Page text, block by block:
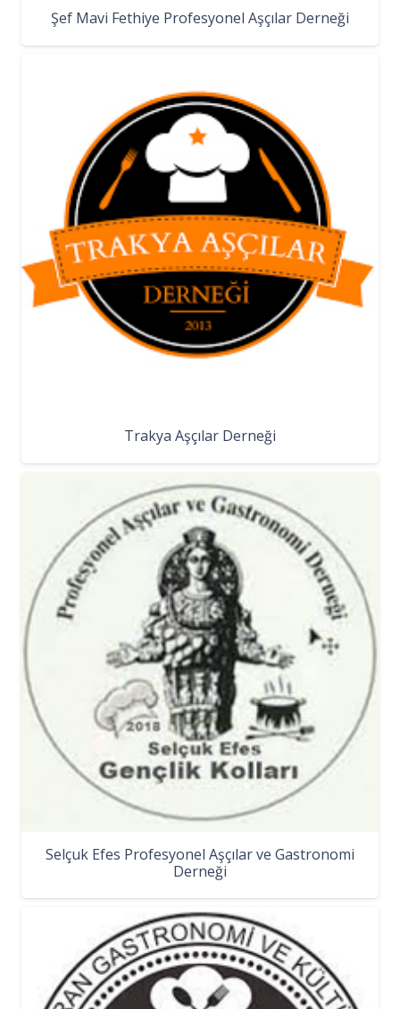
Şef Mavi Fethiye Profesyonel Aşçılar Derneği
Trakya Aşçılar Derneği
Selçuk Efes Profesyonel Aşçılar ve Gastronomi
Derneği